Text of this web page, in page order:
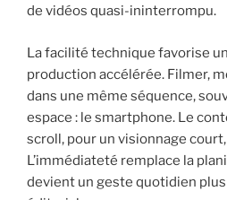
de vidéos quasi-ininterrompu.
La facilité technique favorise
production accélérée. Filmer,
dans une même séquence,
espace : le smartphone. Le
scroll, pour un visionnage
L’immédiateté remplace la
devient un geste quotidien plus